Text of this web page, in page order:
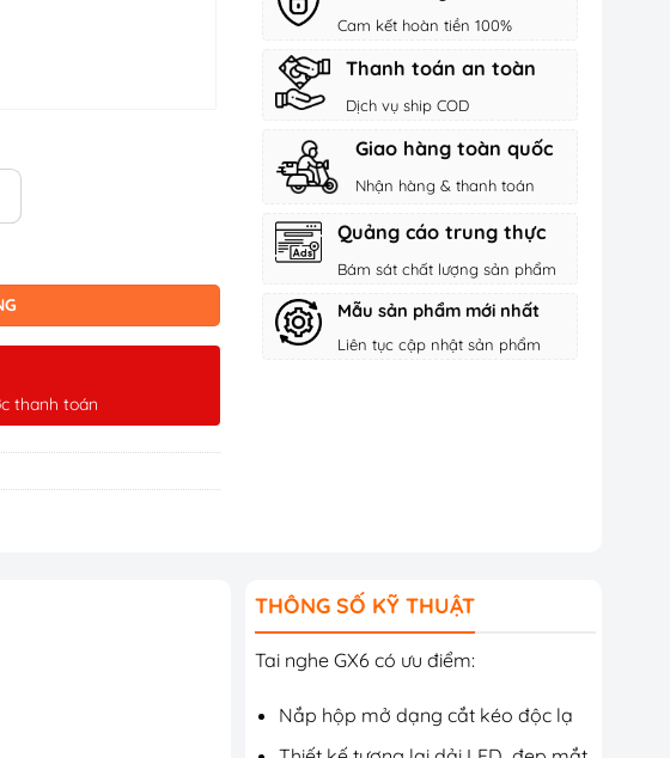
thanh toán
Cam kết hoàn tiền 100%
Thanh toán an toàn
Dịch vụ ship COD
Giao hàng toàn quốc
Nhận hàng & thanh toán
Quảng cáo trung thực
Bám sát chất lượng sản phẩm
Mẫu sản phẩm mới nhất
Liên tục cập nhật sản phẩm
THÔNG SỐ KỸ THUẬT
Tai nghe GX6 có ưu điểm:
Nắp hộp mở dạng cắt kéo độc lạ